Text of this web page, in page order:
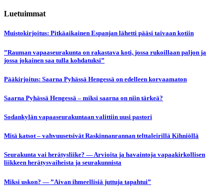
Luetuimmat
Muistokirjoitus: Pitkäaikainen Espanjan lähetti pääsi taivaan kotiin
”Rauman vapaaseurakunta on rakastava koti, jossa rukoillaan paljon ja
jossa jokainen saa tulla kohdatuksi”
Pääkirjoitus: Saarna Pyhässä Hengessä on edelleen korvaamaton
Saarna Pyhässä Hengessä – miksi saarna on niin tärkeä?
Sodankylän vapaaseurakuntaan valittiin uusi pastori
Mitä katsot – vahvuusetsivät Raskinnanrannan telttaleirillä Kihniöllä
Seurakunta vai herätysliike? — Arvioita ja havaintoja vapaakirkollisen
liikkeen herätysvaiheista ja seurakunnista
Miksi uskon? — ”Aivan ihmeellisiä juttuja tapahtui”